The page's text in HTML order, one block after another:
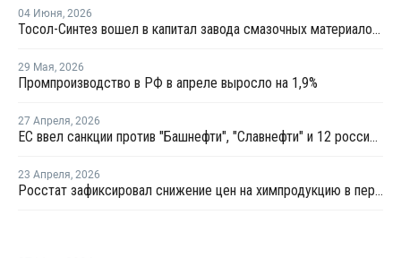
04 Июня, 2026
Тосол-Синтез вошел в капитал завода смазочных материалов "Девон"
29 Мая, 2026
Промпроизводство в РФ в апреле выросло на 1,9%
27 Апреля, 2026
ЕС ввел санкции против "Башнефти", "Славнефти" и 12 российских НПЗ
23 Апреля, 2026
Росстат зафиксировал снижение цен на химпродукцию в первом квартале 2026 года